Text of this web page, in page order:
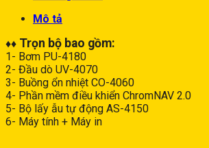
Mô tả
♦♦ Trọn bộ bao gồm:
1- Bơm PU-4180
2- Đầu dò UV-4070
3- Buồng ổn nhiệt CO-4060
4- Phần mềm điều khiển ChromNAV 2.0
5- Bộ lấy ẫu tự động AS-4150
6- Máy tính + Máy in